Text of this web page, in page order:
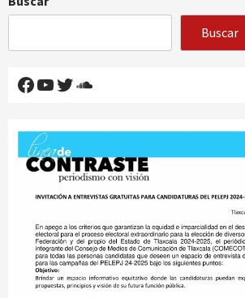
Buscar
Facebook
YouTube
Twitter
SoundCloud